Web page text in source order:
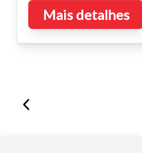
Mais detalhes